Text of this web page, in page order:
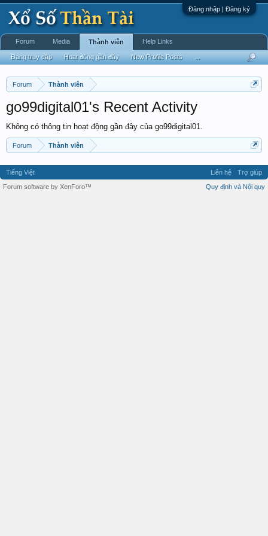
Đăng nhập | Đăng ký
Forum Thành viên
go99digital01's Recent Activity
Không có thông tin hoạt động gần đây của go99digital01.
Forum Thành viên
Forum Media Thành viên
Đang truy cập Hoạt động gần đây New Profile Posts
Help Links
Tiếng Việt Liên hệ
Trợ giúp
Quy định và Nội quy
Forum software by XenForo™